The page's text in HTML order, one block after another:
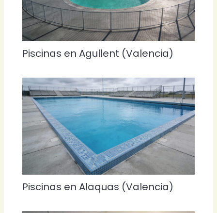
Piscinas en Agullent (Valencia)
Piscinas en Alaquas (Valencia)